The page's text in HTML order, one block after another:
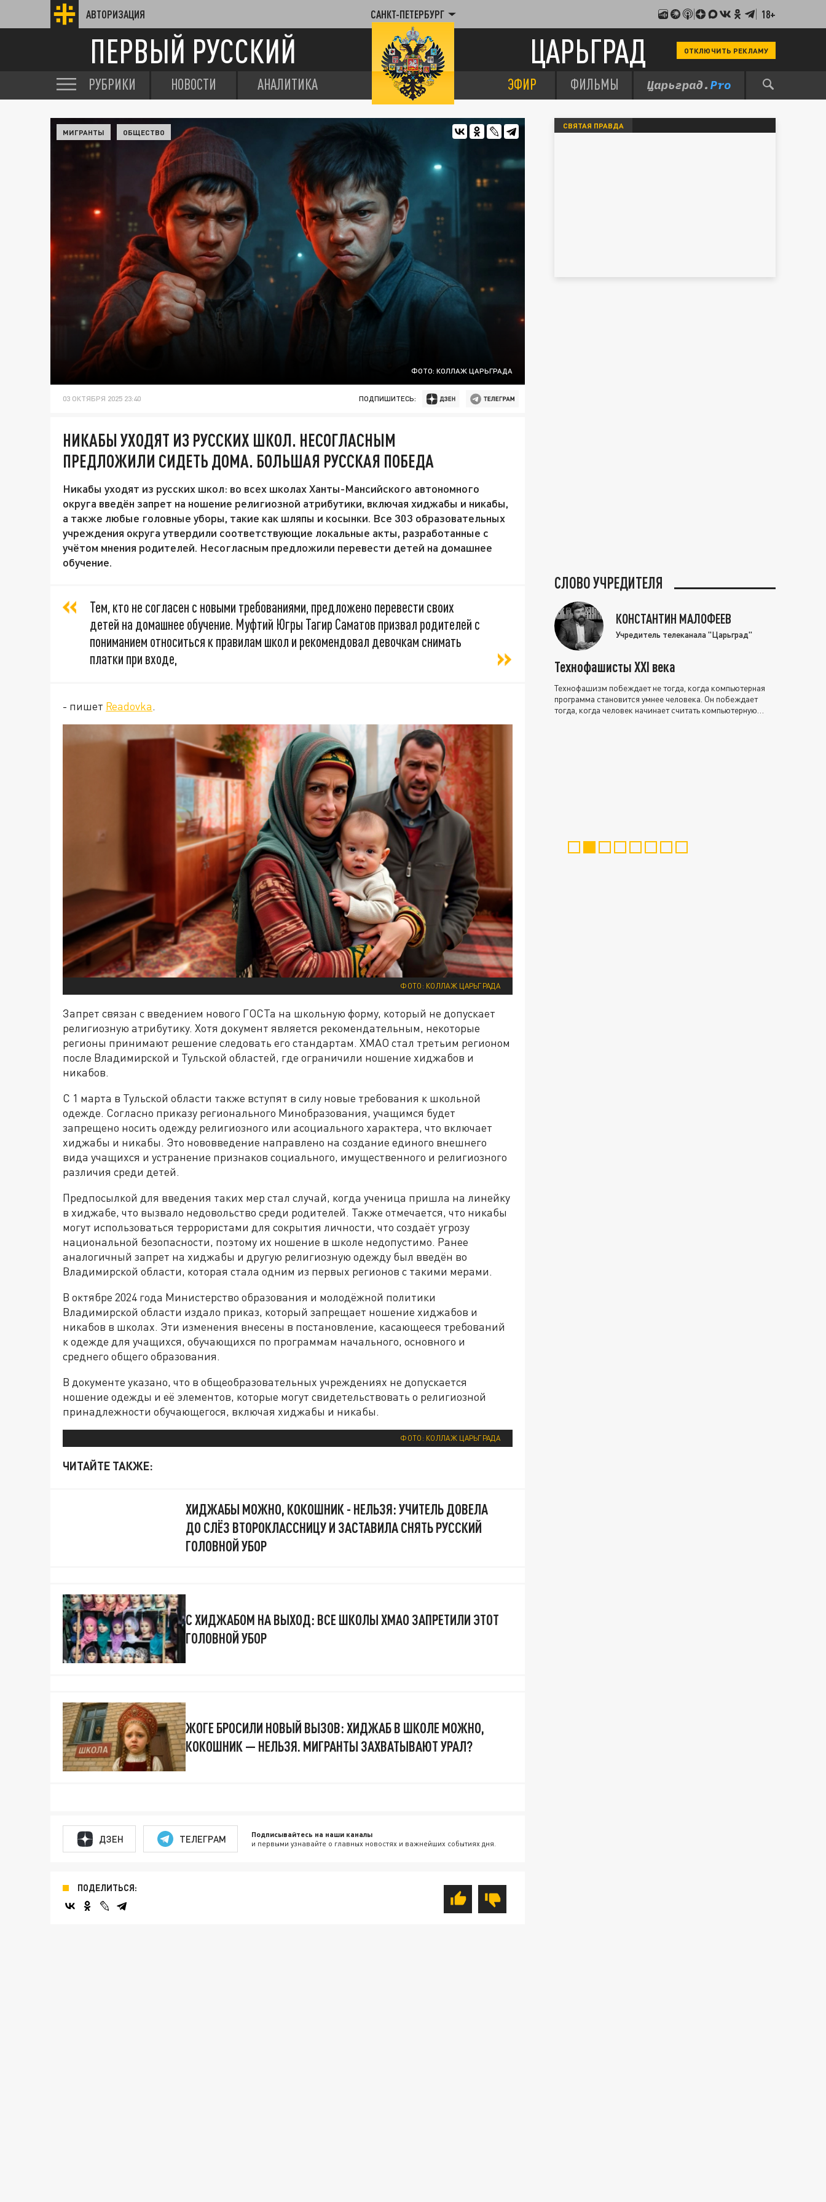
АВТОРИЗАЦИЯ САНКТ-ПЕТЕРБУРГ 18+
ПЕРВЫЙ РУССКИЙ ЦАРЬГРАД ОТКЛЮЧИТЬ РЕКЛАМУ
РУБРИКИ НОВОСТИ АНАЛИТИКА ЭФИР ФИЛЬМЫ
ФОТО: КОЛЛАЖ ЦАРЬГРАДА
МИГРАНТЫ ОБЩЕСТВО
03 ОКТЯБРЯ 2025 23:40 ПОДПИШИТЕСЬ:
НИКАБЫ УХОДЯТ ИЗ РУССКИХ ШКОЛ. НЕСОГЛАСНЫМ
ПРЕДЛОЖИЛИ СИДЕТЬ ДОМА. БОЛЬШАЯ РУССКАЯ ПОБЕДА
Никабы уходят из русских школ: во всех школах Ханты-Мансийского автономного
округа введён запрет на ношение религиозной атрибутики, включая хиджабы и никабы,
а также любые головные уборы, такие как шляпы и косынки. Все 303 образовательных
учреждения округа утвердили соответствующие локальные акты, разработанные с
учётом мнения родителей. Несогласным предложили перевести детей на домашнее
обучение.
Тем, кто не согласен с новыми требованиями, предложено перевести своих
детей на домашнее обучение. Муфтий Югры Тагир Саматов призвал родителей с
пониманием относиться к правилам школ и рекомендовал девочкам снимать
платки при входе,
- пишет Readovka.
ФОТО: КОЛЛАЖ ЦАРЬГРАДА
Запрет связан с введением нового ГОСТа на школьную форму, который не допускает
религиозную атрибутику. Хотя документ является рекомендательным, некоторые
регионы принимают решение следовать его стандартам. ХМАО стал третьим регионом
после Владимирской и Тульской областей, где ограничили ношение хиджабов и
никабов.
С 1 марта в Тульской области также вступят в силу новые требования к школьной
одежде. Согласно приказу регионального Минобразования, учащимся будет
запрещено носить одежду религиозного или асоциального характера, что включает
хиджабы и никабы. Это нововведение направлено на создание единого внешнего
вида учащихся и устранение признаков социального, имущественного и религиозного
различия среди детей.
Предпосылкой для введения таких мер стал случай, когда ученица пришла на линейку
в хиджабе, что вызвало недовольство среди родителей. Также отмечается, что никабы
могут использоваться террористами для сокрытия личности, что создаёт угрозу
национальной безопасности, поэтому их ношение в школе недопустимо. Ранее
аналогичный запрет на хиджабы и другую религиозную одежду был введён во
Владимирской области, которая стала одним из первых регионов с такими мерами.
В октябре 2024 года Министерство образования и молодёжной политики
Владимирской области издало приказ, который запрещает ношение хиджабов и
никабов в школах. Эти изменения внесены в постановление, касающееся требований
к одежде для учащихся, обучающихся по программам начального, основного и
среднего общего образования.
В документе указано, что в общеобразовательных учреждениях не допускается
ношение одежды и её элементов, которые могут свидетельствовать о религиозной
принадлежности обучающегося, включая хиджабы и никабы.
ФОТО: КОЛЛАЖ ЦАРЬГРАДА
ЧИТАЙТЕ ТАКЖЕ:
ХИДЖАБЫ МОЖНО, КОКОШНИК - НЕЛЬЗЯ: УЧИТЕЛЬ ДОВЕЛА
ДО СЛЁЗ ВТОРОКЛАССНИЦУ И ЗАСТАВИЛА СНЯТЬ РУССКИЙ
ГОЛОВНОЙ УБОР
С ХИДЖАБОМ НА ВЫХОД: ВСЕ ШКОЛЫ ХМАО ЗАПРЕТИЛИ ЭТОТ
ГОЛОВНОЙ УБОР
ЖОГЕ БРОСИЛИ НОВЫЙ ВЫЗОВ: ХИДЖАБ В ШКОЛЕ МОЖНО,
КОКОШНИК — НЕЛЬЗЯ. МИГРАНТЫ ЗАХВАТЫВАЮТ УРАЛ?
ДЗЕН ТЕЛЕГРАМ Подписывайтесь на наши каналы
и первыми узнавайте о главных новостях и важнейших событиях дня.
ПОДЕЛИТЬСЯ:
СВЯТАЯ ПРАВДА
СЛОВО УЧРЕДИТЕЛЯ
КОНСТАНТИН МАЛОФЕЕВ
Учредитель телеканала "Царьград"
Технофашисты XXI века
Технофашизм побеждает не тогда, когда компьютерная
программа становится умнее человека. Он побеждает
тогда, когда человек начинает считать компьютерную